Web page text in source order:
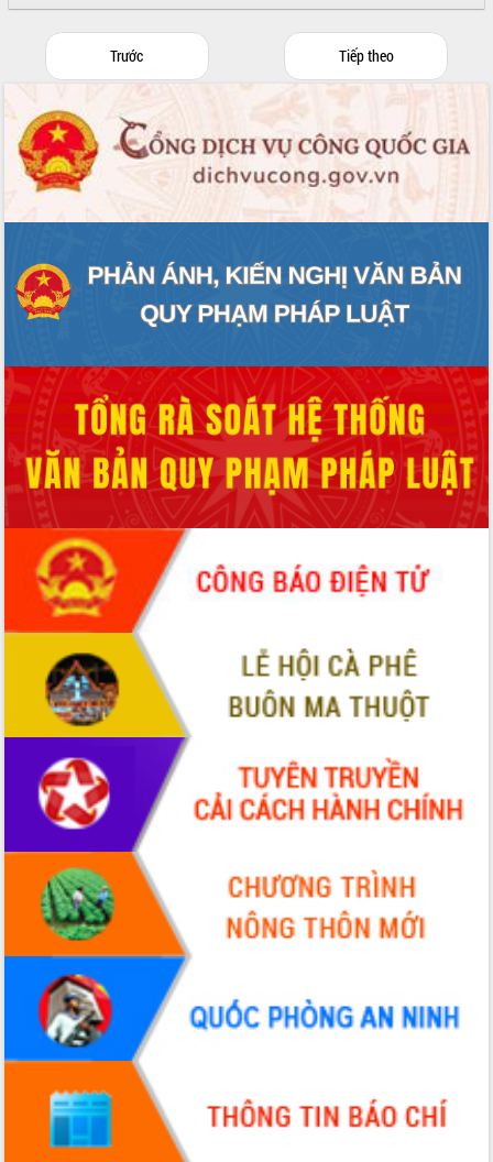
cấp xã
Đắk Lắk phát động hưởng ứng Ngày
Quyền của người tiêu dùng Việt Nam
2026
Đẩy mạnh cải cách hành chính, quyết
tâm đạt được mục tiêu tăng trưởng
hai con số trong năm 2026
Phó Bí thư Tỉnh ủy Đắk Lắk Đỗ Hữu
Huy giữ chức Bí thư Đảng ủy Ủy Ban
Nhân dân tỉnh
Chuyển đổi số thư viện: Mở rộng
không gian tri thức trong thời đại số
Đánh giá, rút kinh nghiệm công tác tổ
chức diễn tập trước ngày bầu cử
Chương trình “Gặp gỡ hữu nghị –
Friendship Meeting New Year 2026”
Bầu cử Quốc hội và HĐND: Cử tri Đắk
Lắk gửi gắm niềm tin, kỳ vọng vào lá
phiếu
Đắk Lắk sẵn sàng các điều kiện cho
Ngày hội bầu cử đại biểu Quốc hội
khóa XVI và HĐND các cấp nhiệm kỳ
2026-2031
Đảm bảo cuộc bầu cử đại biểu Quốc
hội và đại biểu HĐND các cấp diễn ra
an toàn, hiệu quả, đúng quy định
Thủ tướng Chính phủ Phạm Minh Chính
kiểm tra, chỉ đạo hoàn thành các dự
án cao tốc và thăm khu tái định cư tại
Sôi nổi Hội đua ngựa truyền thống Gò
Thì Thùng mừng Xuân Bính Ngọ 2026
Lãnh đạo tỉnh dâng hương tưởng niệm
tại Đập Đồng Cam đầu Xuân Bính Ngọ
Ngành nông nghiệp phấn đấu tăng
trưởng đạt 5,86% trong năm 2026
UBND tỉnh Đắk Lắk triển khai công tác
quốc phòng, quân sự địa phương năm
2026
Đắk Lắk tập trung toàn lực khắc phục
tồn tại IUU, sẵn sàng làm việc với
Đoàn thanh tra EC
Chủ tịch UBND tỉnh Tạ Anh Tuấn thăm,
Trước Tiếp theo